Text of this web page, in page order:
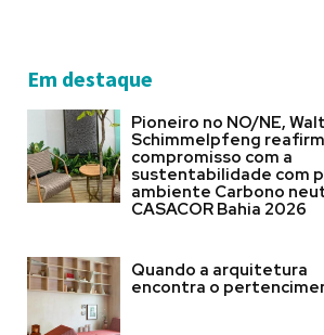
Em destaque
Pioneiro no NO/NE,
Schimmelpfeng
compromisso com a
sustentabilidade com
ambiente Carbono
CASACOR Bahia 2026
Quando a arquitetura
encontra o